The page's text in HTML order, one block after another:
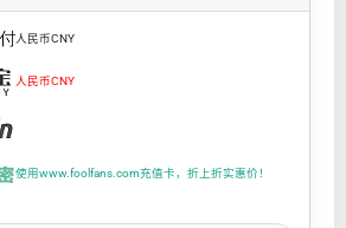
人民币CNY
人民币CNY
使用www.foolfans.com充值卡，折上折实惠价！